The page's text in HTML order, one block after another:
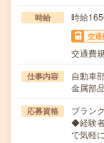
時給 時給
交通
交通費
仕事内容
自動車
金属部
応募資格
ブラン
◆経験
で気軽